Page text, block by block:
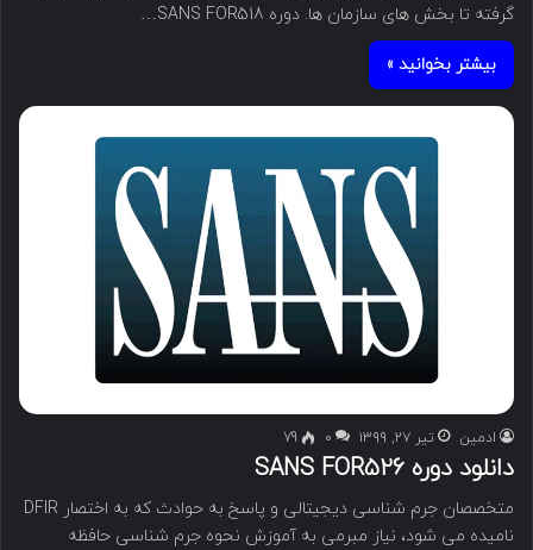
گرفته تا بخش های سازمان ها. دوره SANS FOR518…
بیشتر بخوانید »
ادمین تیر ۲۷, ۱۳۹۹ ۰ 79
دانلود دوره SANS FOR526
متخصصان جرم شناسی دیجیتالی و پاسخ به حوادث که به اختصار DFIR
نامیده می شود، نیاز مبرمی به آموزش نحوه جرم شناسی حافظه